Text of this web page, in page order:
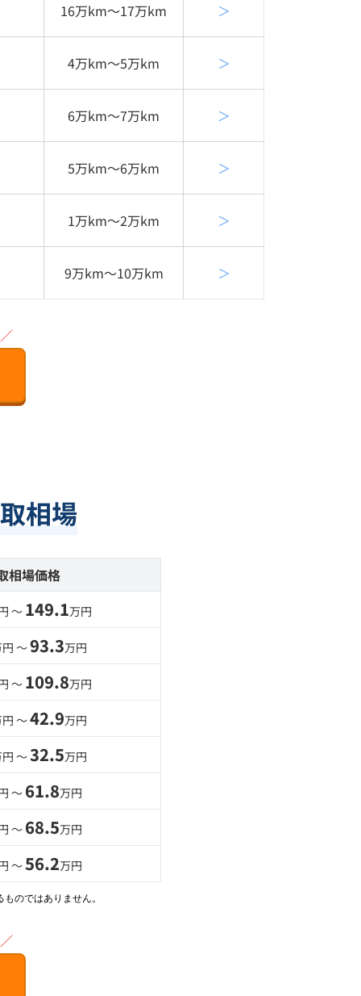
16万km〜17万km ＞
4万km〜5万km ＞
6万km〜7万km ＞
5万km〜6万km ＞
1万km〜2万km ＞
9万km〜10万km ＞
／
相場
相場価格
〜 149.1万円
〜93.3万円
〜 109.8万円
〜42.9万円
〜32.5万円
〜 61.8万円
〜 68.5万円
〜56.2万円
のではありません。
／